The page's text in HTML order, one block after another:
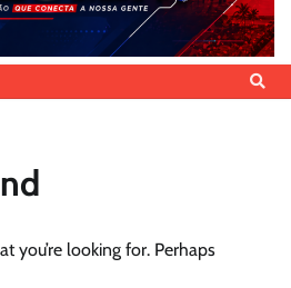
you’re looking for. Perhaps